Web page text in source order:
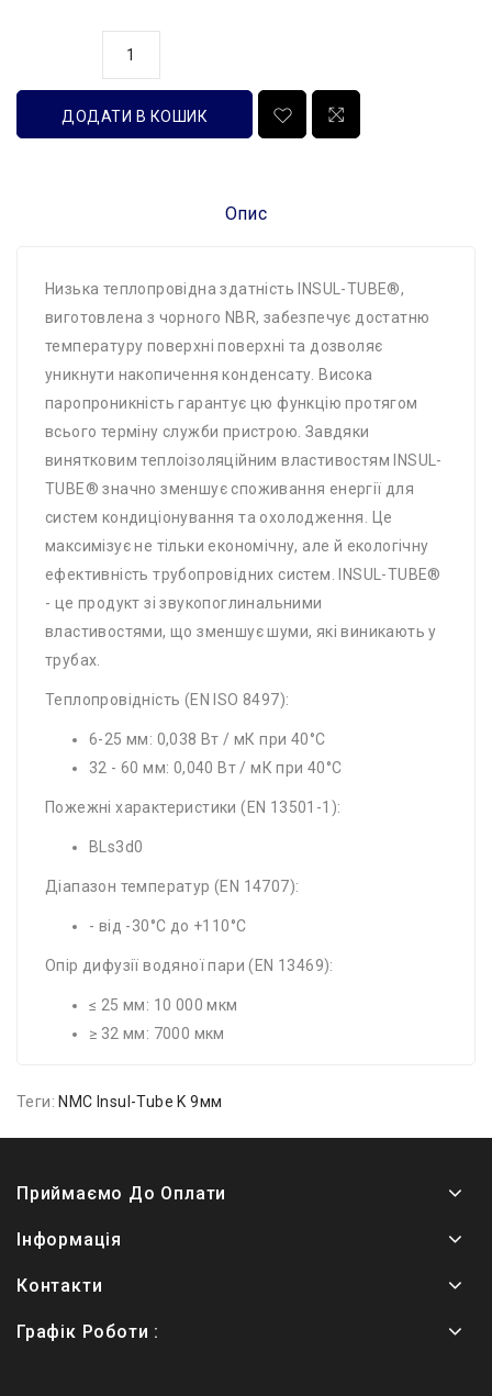
ДОДАТИ В КОШИК
Опис
Низька теплопровідна здатність INSUL-TUBE®,
виготовлена ​​з чорного NBR, забезпечує достатню
температуру поверхні поверхні та дозволяє
уникнути накопичення конденсату. Висока
паропроникність гарантує цю функцію протягом
всього терміну служби пристрою. Завдяки
винятковим теплоізоляційним властивостям INSUL-
TUBE® значно зменшує споживання енергії для
систем кондиціонування та охолодження. Це
максимізує не тільки економічну, але й екологічну
ефективність трубопровідних систем. INSUL-TUBE®
- це продукт зі звукопоглинальними
властивостями, що зменшує шуми, які виникають у
трубах.
Теплопровідність (EN ISO 8497):
6-25 мм: 0,038 Вт / мК при 40°C
32 - 60 мм: 0,040 Вт / мК при 40°C
Пожежні характеристики (EN 13501-1):
BLs3d0
Діапазон температур (EN 14707):
- від -30°C до +110°C
Опір дифузії водяної пари (EN 13469):
≤ 25 мм: 10 000 мкм
≥ 32 мм: 7000 мкм
Теги: NMC Insul-Tube K 9мм
Приймаємо До Оплати
Інформація
Контакти
Графік Роботи :